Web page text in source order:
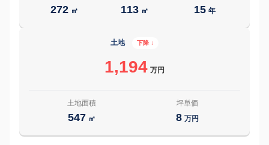
272 ㎡ 113 ㎡ 15 年
土地 下降 ↓
1,194 万円
土地面積
547 ㎡
坪単価
8 万円